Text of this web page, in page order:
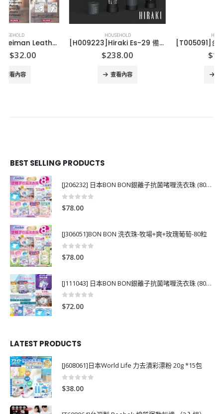
[H009223]Hiraki Es-29 備有29款螺絲批嘴 [T005091]台灣THERMOS不繡鋼 保溫碗 100OML
BEST SELLING PRODUCTS
[J206232] 日本BON BON銀離子抗菌啫喱洗衣珠 (80粒)
0out of 5
$78.00
[J306051]BON BON 洗衣珠-牧場+爽+玫瑰葡萄-80粒
0
$78.00
[J111043] 日本BON BON銀離子抗菌啫喱洗衣珠 (80粒)
0
$72.00
LATEST PRODUCTS
[J608061]日本World Life 力去漬彩漂粉 20g *15包
0out of 5
$38.00